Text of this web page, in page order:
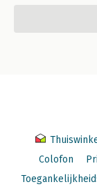
Colofon